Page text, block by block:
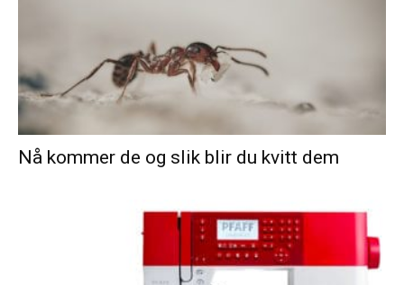
Nå kommer de og slik blir du kvitt dem